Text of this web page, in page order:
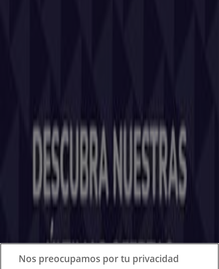
tecnológica que está reinventando las compras locales
en todo el mundo.
¿Qué hacemos?
Soluciones para empresas
Trabaja con nosotros
Nos preocupamos por tu privacidad